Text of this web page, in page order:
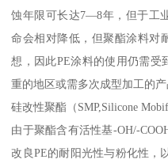
蚀年限可长达7—8年，但于工
命会相对降低，但聚酯涂料对
想，因此PE涂料的使用仍需受
重的地区或需多次成型加工的产
硅改性聚酯（SMP,Silicone
由于聚酯含有活性基-OH/-
改良PE的耐阳光性与粉化性，